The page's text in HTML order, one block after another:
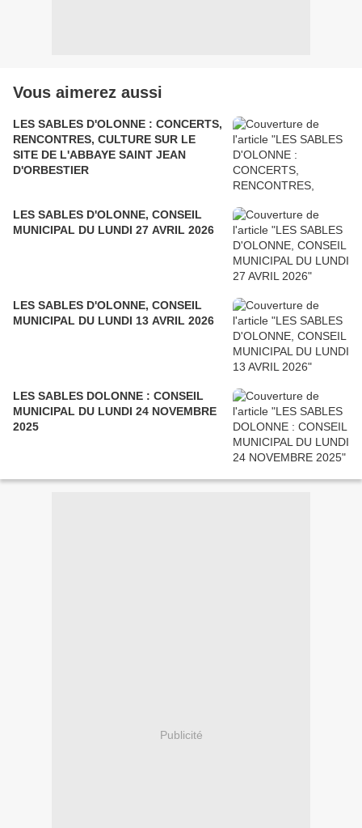
Vous aimerez aussi
LES SABLES D'OLONNE : CONCERTS,
RENCONTRES, CULTURE SUR LE
SITE DE L'ABBAYE SAINT JEAN
D'ORBESTIER
LES SABLES D'OLONNE, CONSEIL
MUNICIPAL DU LUNDI 27 AVRIL 2026
LES SABLES D'OLONNE, CONSEIL
MUNICIPAL DU LUNDI 13 AVRIL 2026
LES SABLES DOLONNE : CONSEIL
MUNICIPAL DU LUNDI 24 NOVEMBRE
2025
Publicité